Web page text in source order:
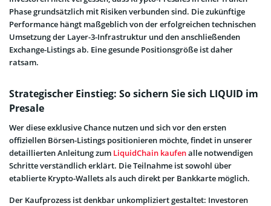
Phase grundsätzlich mit Risiken verbunden sind. Die zukünftige
Performance hängt maßgeblich von der erfolgreichen technischen
Umsetzung der Layer-3-Infrastruktur und den anschließenden
Exchange-Listings ab. Eine gesunde Positionsgröße ist daher
ratsam.
Strategischer Einstieg: So sichern Sie sich LIQUID im
Presale
Wer diese exklusive Chance nutzen und sich vor den ersten
offiziellen Börsen-Listings positionieren möchte, findet in unserer
detaillierten Anleitung zum LiquidChain kaufenalle notwendigen
Schritte verständlich erklärt. Die Teilnahme ist sowohl über
etablierte Krypto-Wallets als auch direkt per Bankkarte möglich.
Der Kaufprozess ist denkbar unkompliziert gestaltet: Investoren